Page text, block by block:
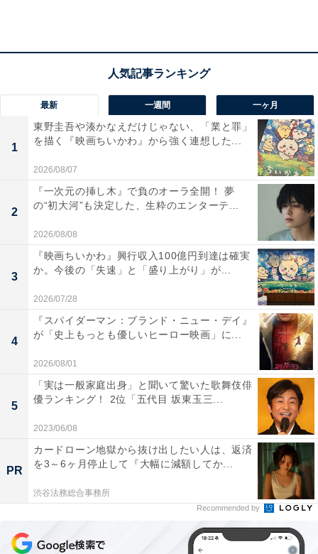
1位青山学院大学、2位東洋大学、3位早稲田大学、4位日
本体育大学、5位東海大学、6位法政大学、7位城西大
学、8位拓殖大学、9位帝京大学、10位中央学院大学（以
11位順天堂大学、12位駒澤大学、13位神奈川大学、14位
國學院大學、15位中央大学、16位大東文化大学、17位東
京国際大学、18位山梨学院大学、19位国士館大学、20位
上武大学
オープン参加 関東学生連合（タイムでは21位相当）
11位以下の大学は、10月に行われる箱根駅伝予選会へと
進み、第95回箱根駅伝の出場権獲得を目指すことになり
ます。
◆区間賞
6区：小野田勇次選手（青山学院大学3年）
7区：林奎介選手（青山学院大学3年）
8区：下田裕太選手（青山学院大学4年）
9区：清水歓太選手（早稲田大学3年）
最新 一週間 一ヶ月
1
東野圭吾や湊かなえだけじゃない、「業と罪」
を描く『映画ちいかわ』から強く連想した...
2026/08/07
2
『一次元の挿し木』で負のオーラ全開！ 夢
の“初大河”も決定した、生粋のエンターテ...
2026/08/08
3
『映画ちいかわ』興行収入100億円到達は確実
か。今後の「失速」と「盛り上がり」が...
2026/07/28
4
『スパイダーマン：ブランド・ニュー・デイ』
が「史上もっとも優しいヒーロー映画」に...
2026/08/01
5
「実は一般家庭出身」と聞いて驚いた歌舞伎俳
優ランキング！ 2位「五代目 坂東玉三...
2023/06/08
PR
カードローン地獄から抜け出したい人は、返済
を3～6ヶ月停止して『大幅に減額してか...
渋谷法務総合事務所
Recommended by